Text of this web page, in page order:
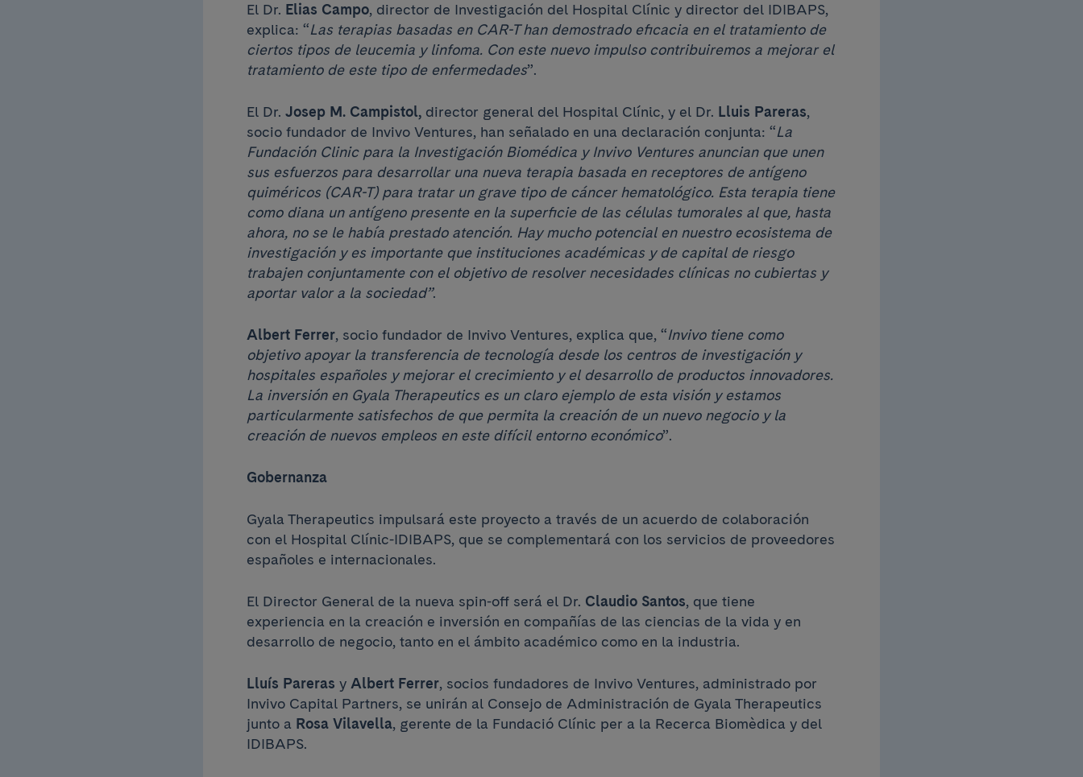
El Dr. Elias Campo, director de Investigación del Hospital Clínic y director del IDIBAPS,
explica: “Las terapias basadas en CAR-T han demostrado eficacia en el tratamiento de
ciertos tipos de leucemia y linfoma. Con este nuevo impulso contribuiremos a mejorar el
tratamiento de este tipo de enfermedades”.
El Dr. Josep M. Campistol, director general del Hospital Clínic, y el Dr. Lluis Pareras,
socio fundador de Invivo Ventures, han señalado en una declaración conjunta: “La
Fundación Clinic para la Investigación Biomédica y Invivo Ventures anuncian que unen
sus esfuerzos para desarrollar una nueva terapia basada en receptores de antígeno
quiméricos (CAR-T) para tratar un grave tipo de cáncer hematológico. Esta terapia tiene
como diana un antígeno presente en la superficie de las células tumorales al que, hasta
ahora, no se le había prestado atención. Hay mucho potencial en nuestro ecosistema de
investigación y es importante que instituciones académicas y de capital de riesgo
trabajen conjuntamente con el objetivo de resolver necesidades clínicas no cubiertas y
aportar valor a la sociedad”.
Albert Ferrer, socio fundador de Invivo Ventures, explica que, “Invivo tiene como
objetivo apoyar la transferencia de tecnología desde los centros de investigación y
hospitales españoles y mejorar el crecimiento y el desarrollo de productos innovadores.
La inversión en Gyala Therapeutics es un claro ejemplo de esta visión y estamos
particularmente satisfechos de que permita la creación de un nuevo negocio y la
creación de nuevos empleos en este difícil entorno económico”.
Gobernanza
Gyala Therapeutics impulsará este proyecto a través de un acuerdo de colaboración
con el Hospital Clínic-IDIBAPS, que se complementará con los servicios de proveedores
españoles e internacionales.
El Director General de la nueva spin-off será el Dr. Claudio Santos, que tiene
experiencia en la creación e inversión en compañías de las ciencias de la vida y en
desarrollo de negocio, tanto en el ámbito académico como en la industria.
Lluís Pareras y Albert Ferrer, socios fundadores de Invivo Ventures, administrado por
Invivo Capital Partners, se unirán al Consejo de Administración de Gyala Therapeutics
junto a Rosa Vilavella, gerente de la Fundació Clínic per a la Recerca Biomèdica y del
IDIBAPS.